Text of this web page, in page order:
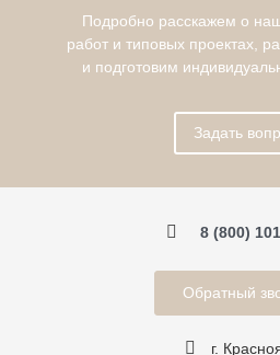
Подробно расскажем о
работ и типовых проектах,
и подготовим
Задать
8 (800)
Обратный
г.